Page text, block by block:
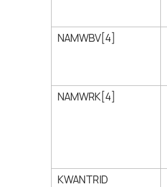
NAMWBV[4]
NAMWRK[4]
KWANTRID